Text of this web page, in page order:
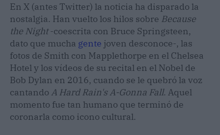
En X (antes Twitter) la noticia ha disparado la
nostalgia. Han vuelto los hilos sobre Because
the Night-coescrita con Bruce Springsteen,
dato que mucha gente joven desconoce-, las
fotos de Smith con Mapplethorpe en el Chelsea
Hotel y los vídeos de su recital en el Nobel de
Bob Dylan en 2016, cuando se le quebró la voz
cantando A Hard Rain's A-Gonna Fall. Aquel
momento fue tan humano que terminó de
coronarla como icono cultural.